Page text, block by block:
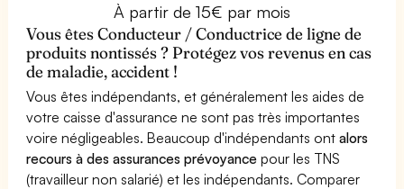
À partir de 15€ par mois
Vous êtes Conducteur / Conductrice de ligne de
produits nontissés ? Protégez vos revenus en cas
de maladie, accident !
Vous êtes indépendants, et généralement les aides de
votre caisse d'assurance ne sont pas très importantes
voire négligeables. Beaucoup d'indépendants ontalors
recours à des assurances prévoyance pour les TNS
(travailleur non salarié) et les indépendants. Comparer